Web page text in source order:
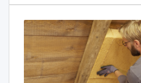
Architecnicos Empresa destacada: Saint-Gobain Isover ,
mineral MATERIALES SIMILARES
verticales Forjados sanitarios